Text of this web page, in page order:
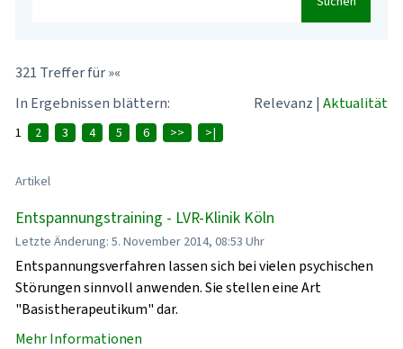
321 Treffer für »«
In Ergebnissen blättern:
Relevanz | Aktualität
1 2 3 4 5 6 >> >|
Artikel
Entspannungstraining - LVR-Klinik Köln
Letzte Änderung: 5. November 2014, 08:53 Uhr
Entspannungsverfahren lassen sich bei vielen psychischen
Störungen sinnvoll anwenden. Sie stellen eine Art
"Basistherapeutikum" dar.
Mehr Informationen